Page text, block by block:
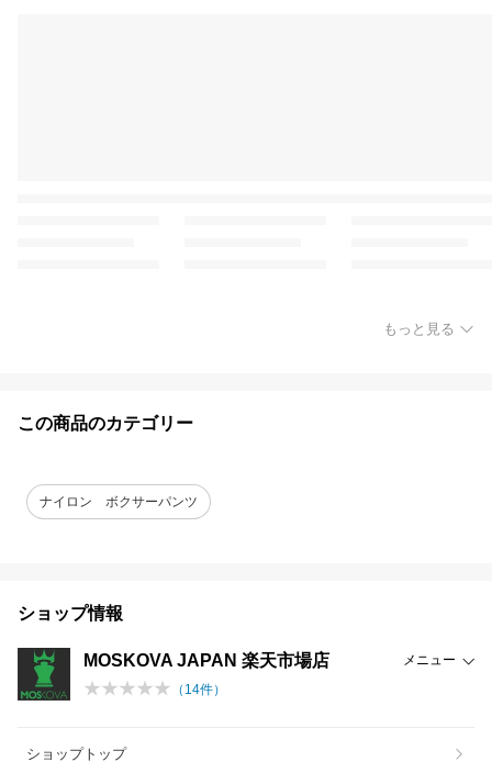
もっと見る
この商品のカテゴリー
ナイロン ボクサーパンツ
ショップ情報
MOSKOVA JAPAN 楽天市場店
メニュー
（ 14件）
ショップトップ